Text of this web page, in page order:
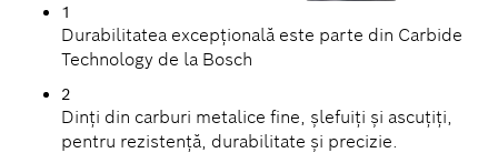
1
Durabilitatea excepțională este parte din Carbide
Technology de la Bosch
2
Dinți din carburi metalice fine, șlefuiți și ascuțiți,
pentru rezistență, durabilitate și precizie.